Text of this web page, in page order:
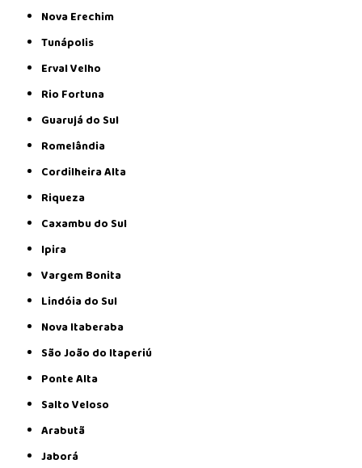
Nova Erechim
Tunápolis
Erval Velho
Rio Fortuna
Guarujá do Sul
Romelândia
Cordilheira Alta
Riqueza
Caxambu do Sul
Ipira
Vargem Bonita
Lindóia do Sul
Nova Itaberaba
São João do Itaperiú
Ponte Alta
Salto Veloso
Arabutã
Jaborá